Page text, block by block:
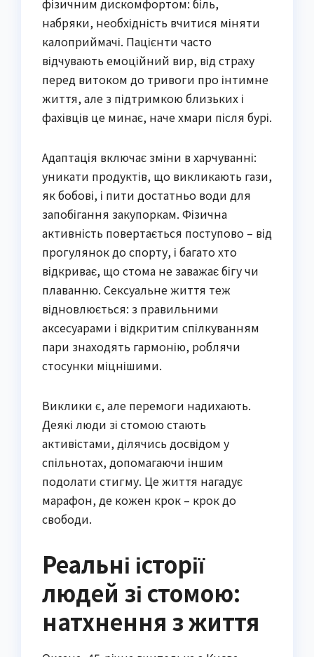
фізичним дискомфортом: біль,
набряки, необхідність вчитися міняти
калоприймачі. Пацієнти часто
відчувають емоційний вир, від страху
перед витоком до тривоги про інтимне
життя, але з підтримкою близьких і
фахівців це минає, наче хмари після бурі.
Адаптація включає зміни в харчуванні:
уникати продуктів, що викликають гази,
як бобові, і пити достатньо води для
запобігання закупоркам. Фізична
активність повертається поступово – від
прогулянок до спорту, і багато хто
відкриває, що стома не заважає бігу чи
плаванню. Сексуальне життя теж
відновлюється: з правильними
аксесуарами і відкритим спілкуванням
пари знаходять гармонію, роблячи
стосунки міцнішими.
Виклики є, але перемоги надихають.
Деякі люди зі стомою стають
активістами, ділячись досвідом у
спільнотах, допомагаючи іншим
подолати стигму. Це життя нагадує
марафон, де кожен крок – крок до
свободи.
Реальні історії
людей зі стомою:
натхнення з життя